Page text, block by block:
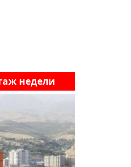
недели